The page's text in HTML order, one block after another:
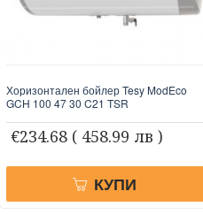
Хоризонтален бойлер Tesy ModEco
GCH 100 47 30 C21 TSR
€234.68 ( 458.99 лв )
КУПИ